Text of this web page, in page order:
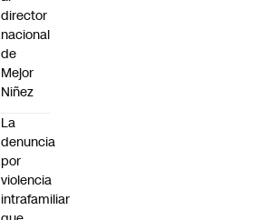
director
nacional
de
Mejor
Niñez
La
denuncia
por
violencia
intrafamiliar